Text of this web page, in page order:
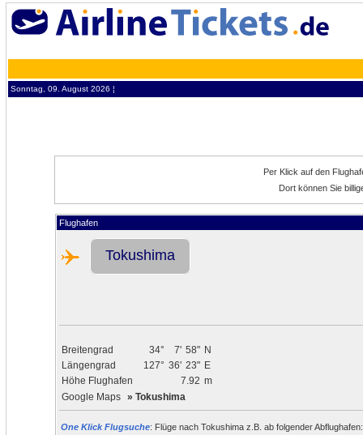
Sonntag, 09. August 2026 ¦
Per Klick auf den
Dort können Sie
Flughafen
Tokushima
Breitengrad 34° 7' 58" N
Längengrad
127° 36' 23" E
Höhe Flughafen
7.92 m
Google Maps » Tokushima
One Klick Flugsuche: Flüge nach Tokushima z.B. ab folgender Abflughafen: